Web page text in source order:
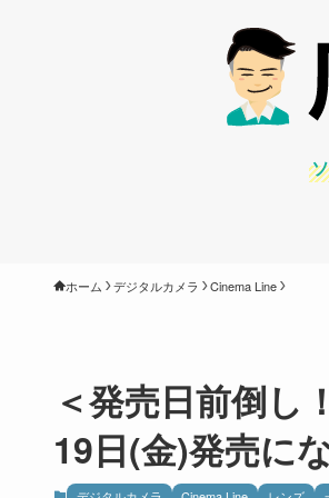
ホーム デジタルカメラ Cinema Line
＜発売日前倒し
19日(金)発売に